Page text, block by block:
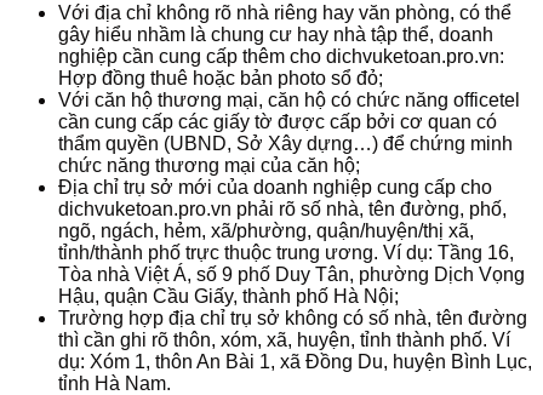
Với địa chỉ không rõ nhà riêng hay văn phòng, có thể
gây hiểu nhầm là chung cư hay nhà tập thể, doanh
nghiệp cần cung cấp thêm cho dichvuketoan.pro.vn:
Hợp đồng thuê hoặc bản photo sổ đỏ;
Với căn hộ thương mại, căn hộ có chức năng officetel
cần cung cấp các giấy tờ được cấp bởi cơ quan có
thẩm quyền (UBND, Sở Xây dựng…) để chứng minh
chức năng thương mại của căn hộ;
Địa chỉ trụ sở mới của doanh nghiệp cung cấp cho
dichvuketoan.pro.vn phải rõ số nhà, tên đường, phố,
ngõ, ngách, hẻm, xã/phường, quận/huyện/thị xã,
tỉnh/thành phố trực thuộc trung ương. Ví dụ: Tầng 16,
Tòa nhà Việt Á, số 9 phố Duy Tân, phường Dịch Vọng
Hậu, quận Cầu Giấy, thành phố Hà Nội;
Trường hợp địa chỉ trụ sở không có số nhà, tên đường
thì cần ghi rõ thôn, xóm, xã, huyện, tỉnh thành phố. Ví
dụ: Xóm 1, thôn An Bài 1, xã Đồng Du, huyện Bình Lục,
tỉnh Hà Nam.